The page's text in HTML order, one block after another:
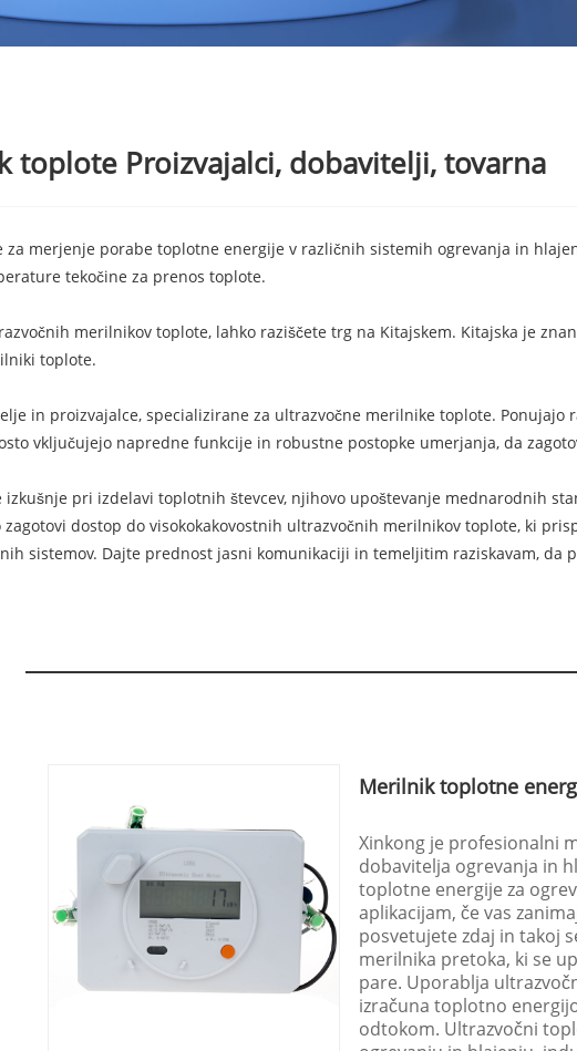
toplote Proizvajalci, dobavitelji, tovarna
merjenje porabe toplotne energije v različnih sistemih ogrevanja in
tekočine za prenos toplote.
merilnikov toplote, lahko raziščete trg na Kitajskem. Kitajska je
toplote.
in proizvajalce, specializirane za ultrazvočne merilnike toplote.
vključujejo napredne funkcije in robustne postopke umerjanja, da
pri izdelavi toplotnih števcev, njihovo upoštevanje mednarodnih
dostop do visokokakovostnih ultrazvočnih merilnikov toplote, ki
sistemov. Dajte prednost jasni komunikaciji in temeljitim raziskavam, da
Merilnik toplotne
Xinkong je profesionalni
dobavitelja ogrevanja in
toplotne energije za
aplikacijam, če vas
posvetujete zdaj in takoj
merilnika pretoka, ki se
pare. Uporablja
izračuna toplotno
odtokom. Ultrazvočni